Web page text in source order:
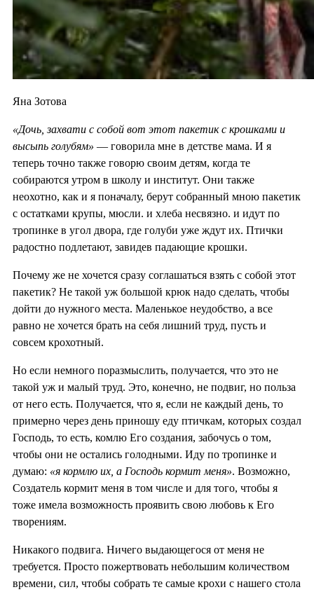
Яна Зотова
«Дочь, захвати с собой вот этот пакетик с крошками и
высыпь голубям» — говорила мне в детстве мама. И я
теперь точно также говорю своим детям, когда те
собираются утром в школу и институт. Они также
неохотно, как и я поначалу, берут собранный мною пакетик
с остатками крупы, мюсли. и хлеба несвязно. и идут по
тропинке в угол двора, где голуби уже ждут их. Птички
радостно подлетают, завидев падающие крошки.
Почему же не хочется сразу соглашаться взять с собой этот
пакетик? Не такой уж большой крюк надо сделать, чтобы
дойти до нужного места. Маленькое неудобство, а все
равно не хочется брать на себя лишний труд, пусть и
совсем крохотный.
Но если немного поразмыслить, получается, что это не
такой уж и малый труд. Это, конечно, не подвиг, но польза
от него есть. Получается, что я, если не каждый день, то
примерно через день приношу еду птичкам, которых создал
Господь, то есть, комлю Его создания, забочусь о том,
чтобы они не остались голодными. Иду по тропинке и
думаю: «я кормлю их, а Господь кормит меня». Возможно,
Создатель кормит меня в том числе и для того, чтобы я
тоже имела возможность проявить свою любовь к Его
творениям.
Никакого подвига. Ничего выдающегося от меня не
требуется. Просто пожертвовать небольшим количеством
времени, сил, чтобы собрать те самые крохи с нашего стола